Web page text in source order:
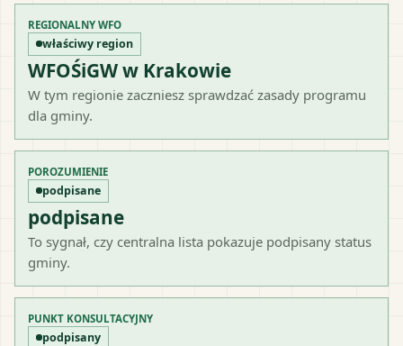
REGIONALNY WFO
właściwy region
WFOŚiGW w Krakowie
W tym regionie zaczniesz sprawdzać zasady programu
dla gminy.
POROZUMIENIE
podpisane
podpisane
To sygnał, czy centralna lista pokazuje podpisany status
gminy.
PUNKT KONSULTACYJNY
podpisany